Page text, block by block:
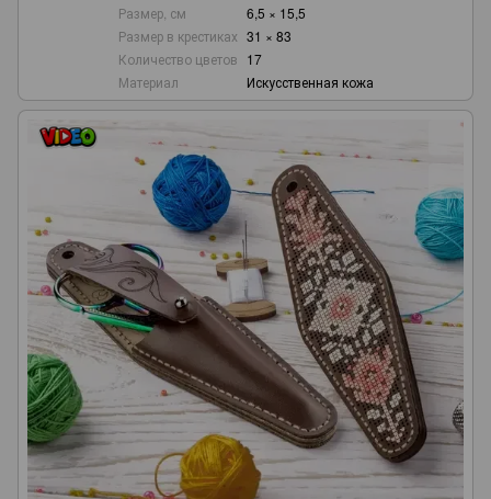
Размер, см
6,5 × 15,5
Размер в крестиках 31 × 83
Количество цветов 17
Материал
Искусственная кожа